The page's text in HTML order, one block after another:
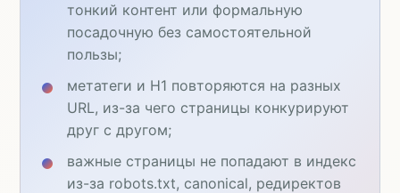
тонкий контент или формальную
посадочную без самостоятельной
пользы;
метатеги и H1 повторяются на разных
URL, из-за чего страницы конкурируют
друг с другом;
важные страницы не попадают в индекс
из-за robots.txt, canonical, редиректов